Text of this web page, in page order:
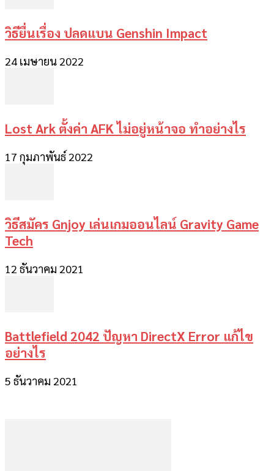
วิธียื่นเรื่อง ปลดแบน Genshin Impact
24 เมษายน 2022
Lost Ark ตั้งค่า AFK ไม่อยู่หน้าจอ ทำอย่างไร
17 กุมภาพันธ์ 2022
วิธีสมัคร Gnjoy เล่นเกมออนไลน์ Gravity Game
Tech
12 ธันวาคม 2021
Battlefield 2042 ปัญหา DirectX Error แก้ไข
อย่างไร
5 ธันวาคม 2021